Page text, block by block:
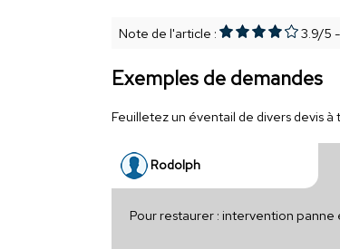
Note de l'article : 3.9/5 -
Exemples de demandes
Feuilletez un éventail de divers devis
Rodolph
Pour restaurer : intervention